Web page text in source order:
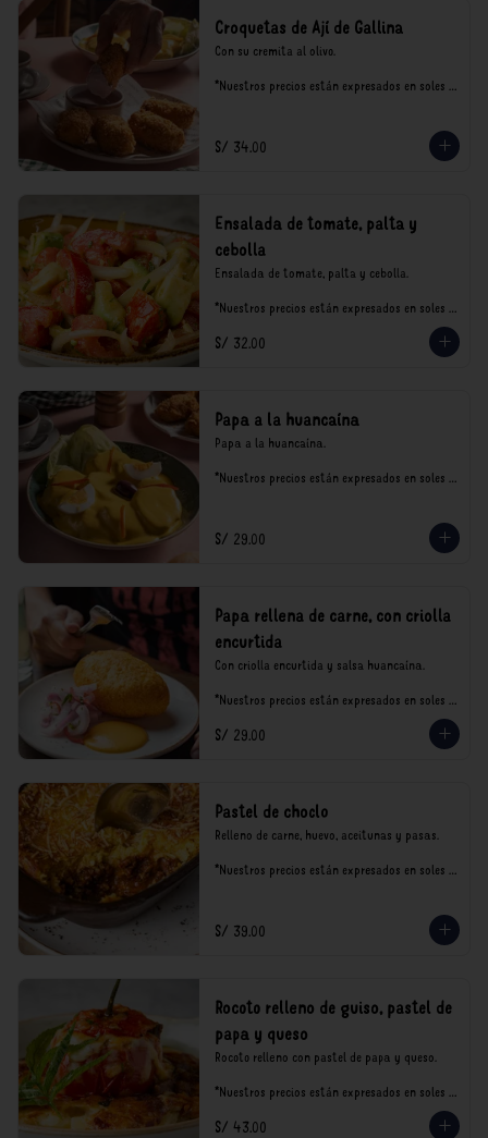
Croquetas de Ají de Gallina
Con su cremita al olivo.
*Nuestros precios están expresados en soles e
S/ 34.00
Ensalada de tomate, palta y
cebolla
Ensalada de tomate, palta y cebolla.
*Nuestros precios están expresados en soles e
consumo.
S/ 32.00
Papa a la huancaína
Papa a la huancaína.
*Nuestros precios están expresados en soles e
S/ 29.00
Papa rellena de carne, con criolla
encurtida
Con criolla encurtida y salsa huancaína.
*Nuestros precios están expresados en soles e
consumo.
S/ 29.00
Pastel de choclo
Relleno de carne, huevo, aceitunas y pasas.
*Nuestros precios están expresados en soles e
S/ 39.00
Rocoto relleno de guiso, pastel de
papa y queso
Rocoto relleno con pastel de papa y queso.
*Nuestros precios están expresados en soles e
consumo.
S/ 43.00